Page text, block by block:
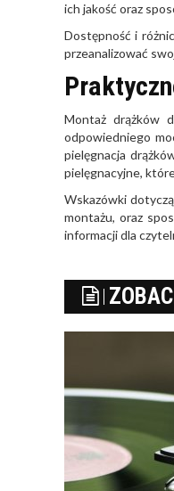
ich jakość oraz
Dostępność i
przeanalizować
Montaż drążków
odpowiedniego
pielęgnacja
pielęgnacyjne,
Wskazówki
montażu, oraz
informacji dla